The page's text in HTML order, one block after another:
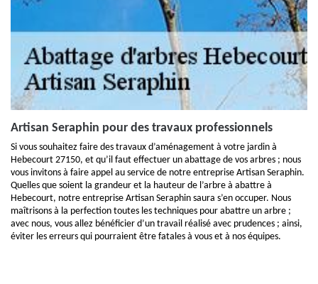
Artisan Seraphin pour des travaux professionnels
Si vous souhaitez faire des travaux d’aménagement à votre jardin à
Hebecourt 27150, et qu’il faut effectuer un abattage de vos arbres ; nous
vous invitons à faire appel au service de notre entreprise Artisan Seraphin.
Quelles que soient la grandeur et la hauteur de l’arbre à abattre à
Hebecourt, notre entreprise Artisan Seraphin saura s’en occuper. Nous
maîtrisons à la perfection toutes les techniques pour abattre un arbre ;
avec nous, vous allez bénéficier d’un travail réalisé avec prudences ; ainsi,
éviter les erreurs qui pourraient être fatales à vous et à nos équipes.